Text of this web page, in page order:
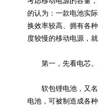
的认为：一款电池实
换效率较高、拥有各
度较慢的移动电源，
第一，先看电芯。
软包锂电池，又名
电池，可被制造成各